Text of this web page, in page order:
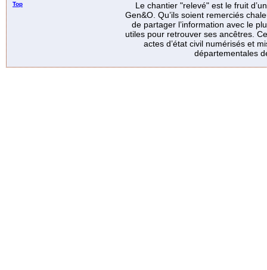
Top
Le chantier "relevé" est le fruit
Gen&O. Qu’ils soient remerciés
de partager l’information avec le
utiles pour retrouver ses ancêtres.
actes d’état civil numérisés et
départementales